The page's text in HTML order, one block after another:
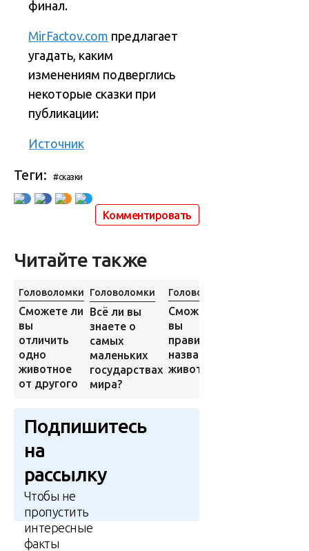
финал.
MirFactov.com предлагает
угадать, каким
изменениям подверглись
некоторые сказки при
публикации:
Источник
Теги: #сказки
Комментировать
Читайте также
Головоломки
Сможете ли
вы
отличить
одно
животное
от другого
Головоломки
Всё ли вы
знаете о
самых
маленьких
государствах
мира?
Головоломки
Сможете ли
вы
правильно
назвать
животное?
Подпишитесь
на
рассылку
Чтобы не
пропустить
интересные
факты